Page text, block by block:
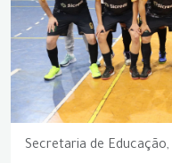
Secretaria de